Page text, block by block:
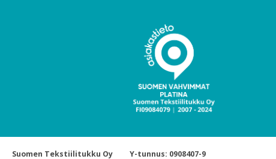
Suomen Tekstiilitukku Oy Y-tunnus: 0908407-9